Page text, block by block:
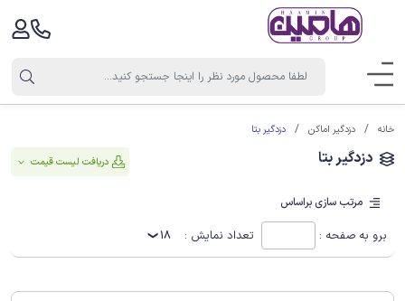
خانه دزدگیر اماکن دزدگیر بتا
دزدگیر بتا دریافت لیست قیمت
مرتب سازی براساس
برو به صفحه : تعداد نمایش : 18